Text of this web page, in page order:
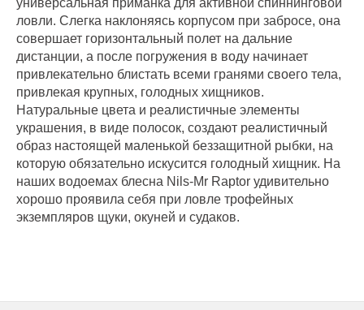
универсальная приманка для активной спиннинговой
ловли. Слегка наклоняясь корпусом при забросе, она
совершает горизонтальный полет на дальние
дистанции, а после погружения в воду начинает
привлекательно блистать всеми гранями своего тела,
привлекая крупных, голодных хищников.
Натуральные цвета и реалистичные элементы
украшения, в виде полосок, создают реалистичный
образ настоящей маленькой беззащитной рыбки, на
которую обязательно искусится голодный хищник. На
наших водоемах блесна Nils-Mr Raptor удивительно
хорошо проявила себя при ловле трофейных
экземпляров щуки, окуней и судаков.